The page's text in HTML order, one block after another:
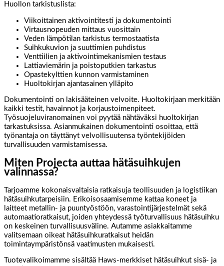
Huollon tarkistuslista:
Viikoittainen aktivointitesti ja dokumentointi
Virtausnopeuden mittaus vuosittain
Veden lämpötilan tarkistus termostaatista
Suihkukuvion ja suuttimien puhdistus
Venttiilien ja aktivointimekanismien testaus
Lattiaviemärin ja poistoputkien tarkastus
Opastekylttien kunnon varmistaminen
Huoltokirjan ajantasainen ylläpito
Dokumentointi on lakisääteinen velvoite. Huoltokirjaan merkitään
kaikki testit, havainnot ja korjaustoimenpiteet.
Työsuojeluviranomainen voi pyytää nähtäväksi huoltokirjan
tarkastuksissa. Asianmukainen dokumentointi osoittaa, että
työnantaja on täyttänyt velvollisuutensa työntekijöiden
turvallisuuden varmistamisessa.
Miten Projecta auttaa hätäsuihkujen
valinnassa?
Tarjoamme kokonaisvaltaisia ratkaisuja teollisuuden ja logistiikan
hätäsuihkutarpeisiin. Erikoisosaamisemme kattaa koneet ja
laitteet metallin- ja puuntyöstöön, varastointijärjestelmät sekä
automaatioratkaisut, joiden yhteydessä työturvallisuus hätäsuihku
on keskeinen turvallisuusväline. Autamme asiakkaitamme
valitsemaan oikeat hätäsuihkuratkaisut heidän
toimintaympäristönsä vaatimusten mukaisesti.
Tuotevalikoimamme sisältää Haws-merkkiset hätäsuihkut sisä- ja